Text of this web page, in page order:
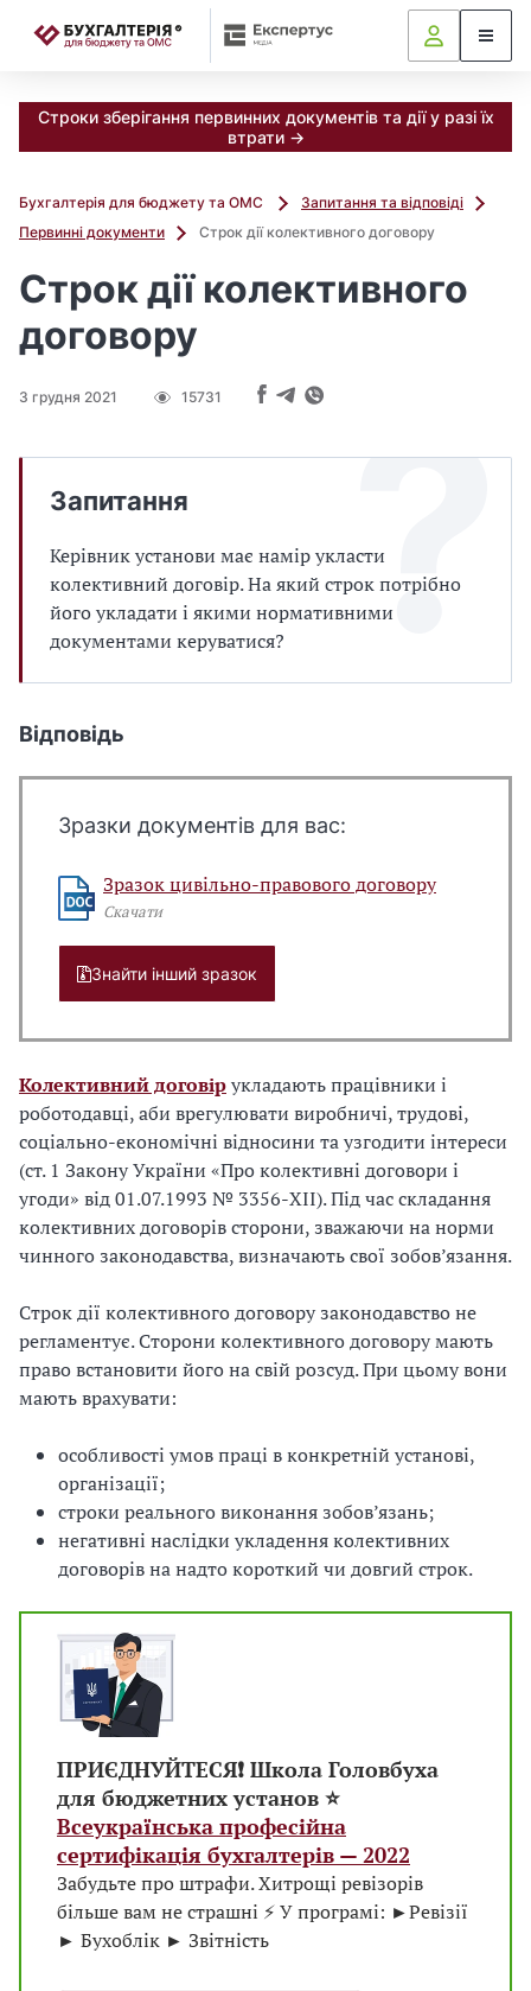
Строки зберігання первинних документів та дії у разі їх
втрати →
Бухгалтерія для бюджету та ОМС
Запитання та відповіді
Первинні документи
Строк дії колективного договору
Строк дії колективного
договору
3 грудня 2021 15731
Запитання
Керівник установи має намір укласти
колективний договір. На який строк потрібно
його укладати і якими нормативними
документами керуватися?
Відповідь
Зразки документів для вас:
Зразок цивільно-правового договору
Скачати
Знайти інший зразок
Колективний договірукладають працівники і
роботодавці, аби врегулювати виробничі, трудові,
соціально-економічні відносини та узгодити інтереси
(ст. 1 Закону України «Про колективні договори і
угоди» від 01.07.1993 № 3356-XII). Під час складання
колективних договорів сторони, зважаючи на норми
чинного законодавства, визначають свої зобов’язання.
Строк дії колективного договору законодавство не
регламентує. Сторони колективного договору мають
право встановити його на свій розсуд. При цьому вони
мають врахувати:
особливості умов праці в конкретній установі,
організації;
строки реального виконання зобов’язань;
негативні наслідки укладення колективних
договорів на надто короткий чи довгий строк.
ПРИЄДНУЙТЕСЯ❗️ Школа Головбуха
для бюджетних установ ⭐️
Всеукраїнська професійна
сертифікація бухгалтерів — 2022
Забудьте про штрафи. Хитрощі ревізорів
більше вам не страшні ⚡️ У програмі: ►Ревізії
► Бухоблік ► Звітність